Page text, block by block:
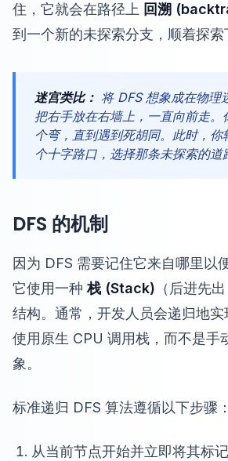
住，它就会在路径上 回溯
到一个新的未探索分支，顺着探索
迷宫类比： 将 DFS 想象成在物理
把右手放在右墙上，一直向前走。
个弯，直到遇到死胡同。此时，你
个十字路口，选择那条未探索的道
DFS 的机制
因为 DFS 需要记住它来自哪里以
它使用一种栈 (Stack) （后进先
结构。通常，开发人员会递归地
使用原生 CPU 调用栈，而不是手
象。
标准递归 DFS 算法遵循以下步骤：
从当前节点开始并立即将其标